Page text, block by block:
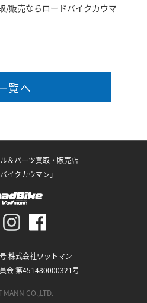
/販売ならロードバイクカウマ
覧へ
＆パーツ買取・販売店
イクカウマン」
株式会社ワットマン
会 第451480000321号
MANN CO.,LTD.